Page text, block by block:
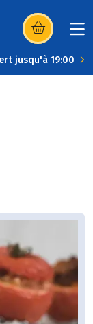
(s’ouvre dans
jusqu'à 19:00